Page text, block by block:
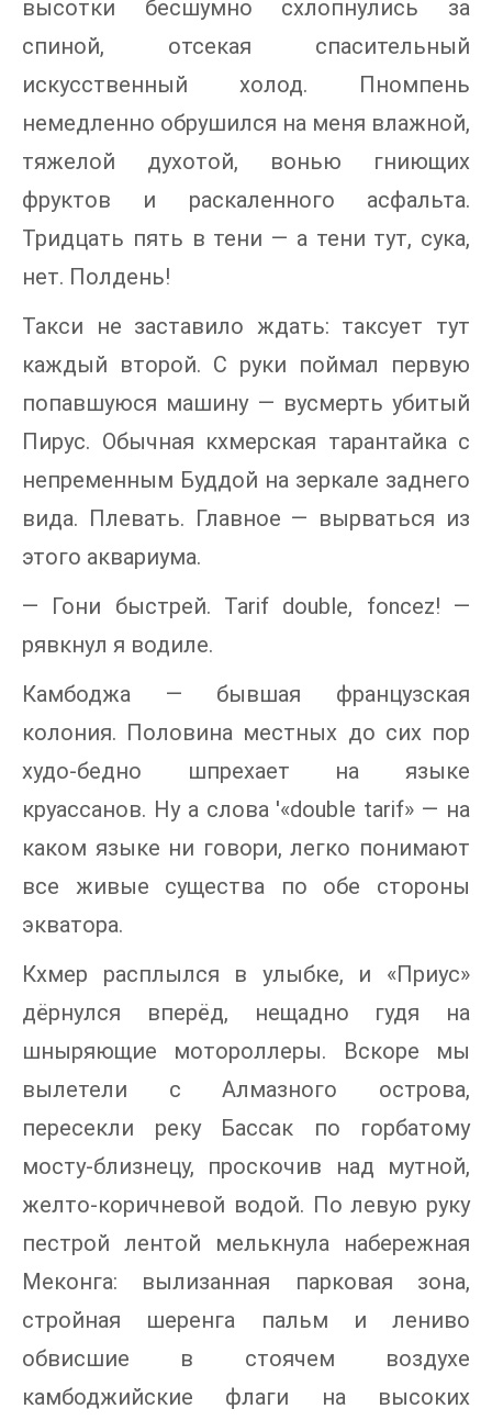
высотки бесшумно схлопнулись за
спиной, отсекая спасительный
искусственный холод. Пномпень
немедленно обрушился на меня влажной,
тяжелой духотой, вонью гниющих
фруктов и раскаленного асфальта.
Тридцать пять в тени — а тени тут, сука,
нет. Полдень!
Такси не заставило ждать: таксует тут
каждый второй. С руки поймал первую
попавшуюся машину — вусмерть убитый
Пирус. Обычная кхмерская тарантайка с
непременным Буддой на зеркале заднего
вида. Плевать. Главное — вырваться из
этого аквариума.
— Гони быстрей. Tarif double, foncez! —
рявкнул я водиле.
Камбоджа — бывшая французская
колония. Половина местных до сих пор
худо-бедно шпрехает на языке
круассанов. Ну а слова '«double tarif» — на
каком языке ни говори, легко понимают
все живые существа по обе стороны
экватора.
Кхмер расплылся в улыбке, и «Приус»
дёрнулся вперёд, нещадно гудя на
шныряющие мотороллеры. Вскоре мы
вылетели с Алмазного острова,
пересекли реку Бассак по горбатому
мосту-близнецу, проскочив над мутной,
желто-коричневой водой. По левую руку
пестрой лентой мелькнула набережная
Меконга: вылизанная парковая зона,
стройная шеренга пальм и лениво
обвисшие в стоячем воздухе
камбоджийские флаги на высоких